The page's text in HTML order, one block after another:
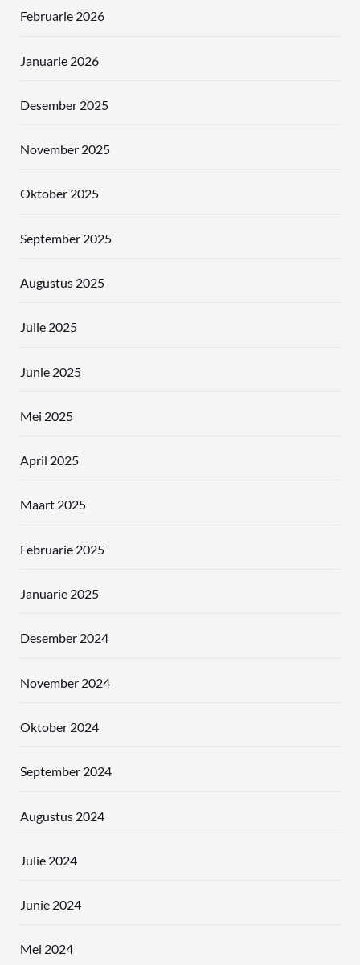
Februarie 2026
Januarie 2026
Desember 2025
November 2025
Oktober 2025
September 2025
Augustus 2025
Julie 2025
Junie 2025
Mei 2025
April 2025
Maart 2025
Februarie 2025
Januarie 2025
Desember 2024
November 2024
Oktober 2024
September 2024
Augustus 2024
Julie 2024
Junie 2024
Mei 2024